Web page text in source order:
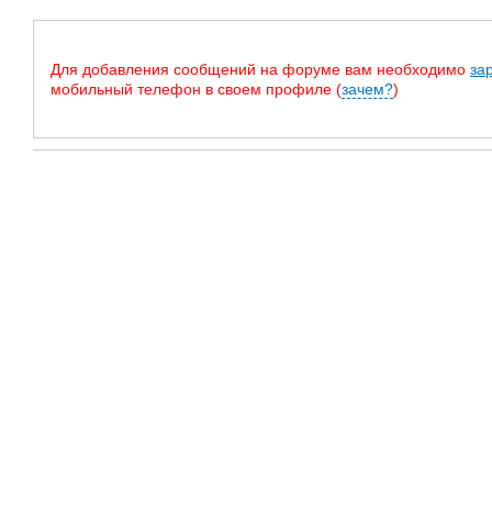
Для добавления сообщений на форуме вам необходимо
мобильный телефон в своем профиле (зачем?)